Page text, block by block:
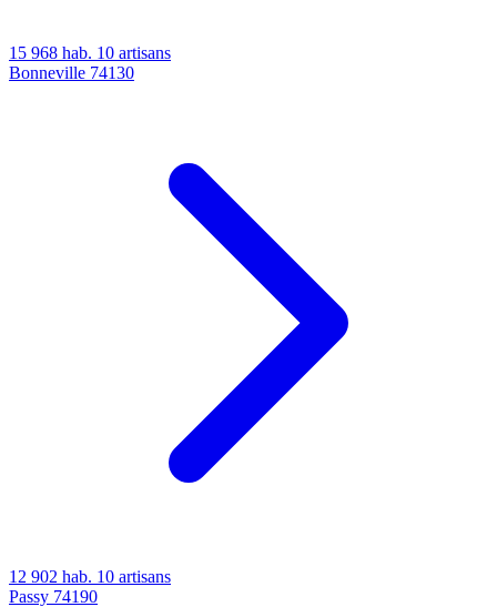
15 968 hab. 10 artisans
Bonneville 74130
12 902 hab. 10 artisans
Passy 74190